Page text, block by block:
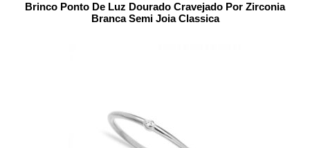
Brinco Ponto De Luz Dourado Cravejado Por Zirconia
Branca Semi Joia Classica